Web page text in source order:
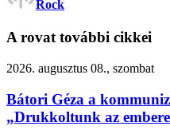
Rock
A rovat további cikkei
2026. augusztus 08., szombat
Bátori Géza a
„Drukkoltunk az